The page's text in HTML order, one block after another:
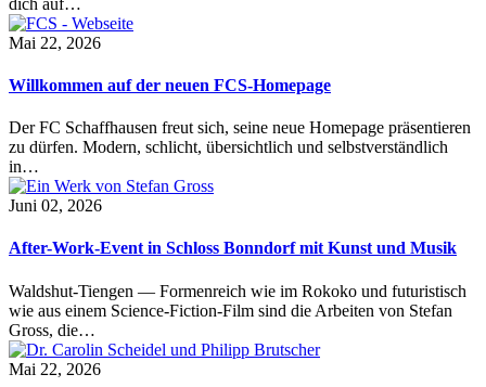
Mai 22, 2026
Willkommen auf der neuen FCS-Homepage
Der FC Schaffhausen freut sich, seine neue Homepage präsentieren
zu dürfen. Modern, schlicht, übersichtlich und selbstverständlich
in…
Juni 02, 2026
After-Work-Event in Schloss Bonndorf mit Kunst und Musik
Waldshut-Tiengen — Formenreich wie im Rokoko und futuristisch
wie aus einem Science-Fiction-Film sind die Arbeiten von Stefan
Gross, die…
Mai 22, 2026